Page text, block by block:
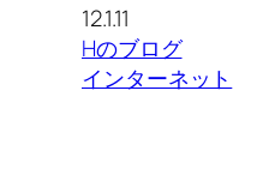
12.1.11
Hのブログ
インターネット